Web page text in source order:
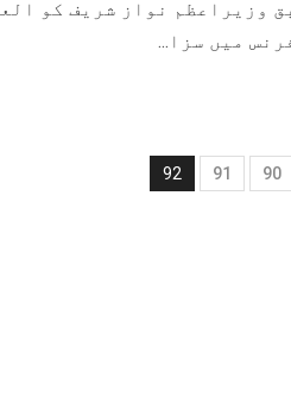
وزیراعظم نواز شریف کو
میں سزا...
90
91
92